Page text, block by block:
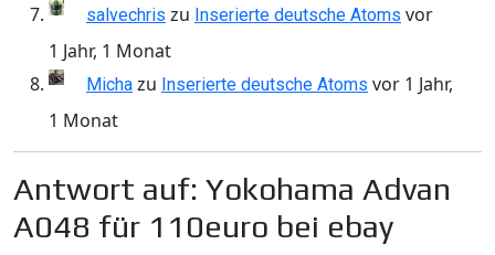
salvechris zu Inserierte deutsche Atoms vor
1 Jahr, 1 Monat
Micha zu Inserierte deutsche Atoms vor 1 Jahr,
1 Monat
Antwort auf: Yokohama Advan
A048 für 110euro bei ebay